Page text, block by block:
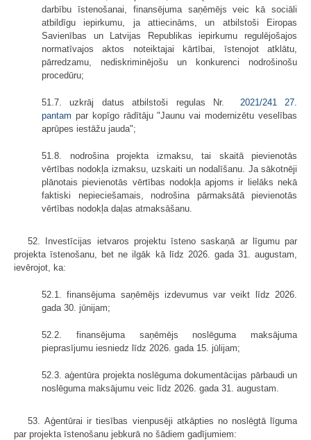
darbību īstenošanai, finansējuma saņēmējs veic kā sociāli
atbildīgu iepirkumu, ja attiecināms, un atbilstoši Eiropas
Savienības un Latvijas Republikas iepirkumu regulējošajos
normatīvajos aktos noteiktajai kārtībai, īstenojot atklātu,
pārredzamu, nediskriminējošu un konkurenci nodrošinošu
procedūru;
51.7. uzkrāj datus atbilstoši regulas Nr. 2021/241
27.
pantam par kopīgo rādītāju "Jaunu vai modernizētu veselības
aprūpes iestāžu jauda";
51.8. nodrošina projekta izmaksu, tai skaitā pievienotās
vērtības nodokļa izmaksu, uzskaiti un nodalīšanu. Ja sākotnēji
plānotais pievienotās vērtības nodokļa apjoms ir lielāks nekā
faktiski nepieciešamais, nodrošina pārmaksātā pievienotās
vērtības nodokļa daļas atmaksāšanu.
52. Investīcijas ietvaros projektu īsteno saskaņā ar līgumu par
projekta īstenošanu, bet ne ilgāk kā līdz 2026. gada 31. augustam,
ievērojot, ka:
52.1. finansējuma saņēmējs izdevumus var veikt līdz 2026.
gada 30. jūnijam;
52.2. finansējuma saņēmējs noslēguma maksājuma
pieprasījumu iesniedz līdz 2026. gada 15. jūlijam;
52.3. aģentūra projekta noslēguma dokumentācijas pārbaudi un
noslēguma maksājumu veic līdz 2026. gada 31. augustam.
53. Aģentūrai ir tiesības vienpusēji atkāpties no noslēgtā līguma
par projekta īstenošanu jebkurā no šādiem gadījumiem: